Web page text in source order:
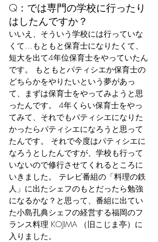
Q：では専門の学校に行ったり
はしたんですか？
いいえ、そういう学校には行っていな
くて…もともと保育士になりたくて、
短大を出て4年位保育士をやっていたん
です。 もともとパティシエか保育士の
どちらかをやりたいという夢があっ
て、まずは保育士をやってみようと思
ったんです。 4年くらい保育士をやっ
てみて、それでもパティシエになりた
かったらパティシエになろうと思って
たんです。 それで今度はパティシエに
なろうとしたんですが、学校も行って
いないので修行させてくれるところに
いきました。 テレビ番組の「料理の鉄
人」に出たシェフのもとだったら勉強
になるかな？と思って、番組に出てい
た小島孔典シェフの経営する福岡のフ
ランス料理 KOJIMA （旧こじま亭）に
入りました。